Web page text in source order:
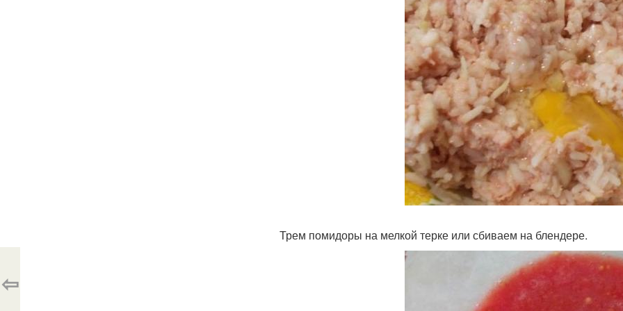
Трем помидоры на мелкой терке или сбиваем на блендере.
⇦